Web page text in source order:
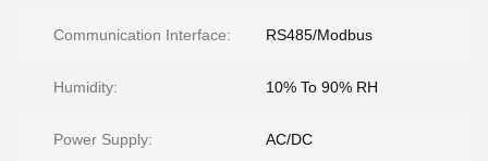
Communication Interface: RS485/Modbus
Humidity: 10% To 90% RH
Power Supply: AC/DC